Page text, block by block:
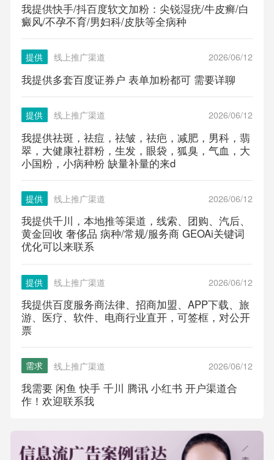
我提供快手/抖百度软文加粉：尖锐湿疣/牛皮癣/白
癜风/不孕不育/男妇科/皮肤等全病种
提供 线上推广渠道 2026/06/12
我提供多套百度证券户 表单加粉都可 需要详聊
提供 线上推广渠道 2026/06/12
我提供祛斑，祛痘，祛皱，祛疤，减肥，男科，翡
翠，大健康社群粉，生发，眼袋，狐臭，气血，大
小国粉，小病种粉 缺量补量的来d
提供 线上推广渠道 2026/06/12
我提供千川，本地推等渠道，线索、团购、汽后、
黄金回收 奢侈品 病种/常规/服务商 GEOAi关键词
优化可以来联系
提供 线上推广渠道 2026/06/12
我提供百度服务商法律、招商加盟、APP下载、旅
游、医疗、软件、电商行业直开，可签框，对公开
票
需求 线上推广渠道 2026/06/12
我需要 闲鱼 快手 千川 腾讯 小红书 开户渠道合
作！欢迎联系我